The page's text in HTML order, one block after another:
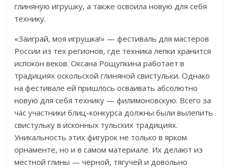
глиняную игрушку, а также освоила новую для себя
технику.
«Заиграй, моя игрушка!» — фестиваль для мастеров
России из тех регионов, где техника лепки хранится
испокон веков. Оксана Рощупкина работает в
традициях оскольской глиняной свистульки. Однако
на фестивале ей пришлось осваивать абсолютно
новую для себя технику — филимоновскую. Всего за
час участники блиц-конкурса должны были вылепить
свистульку в исконных тульских традициях.
Уникальность этих фигурок не только в ярком
орнаменте, но и в самом материале. Их делают из
местной глины — черной, тягучей и довольно